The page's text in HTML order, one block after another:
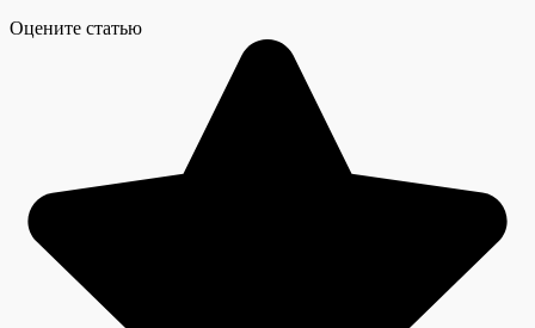
Оцените статью